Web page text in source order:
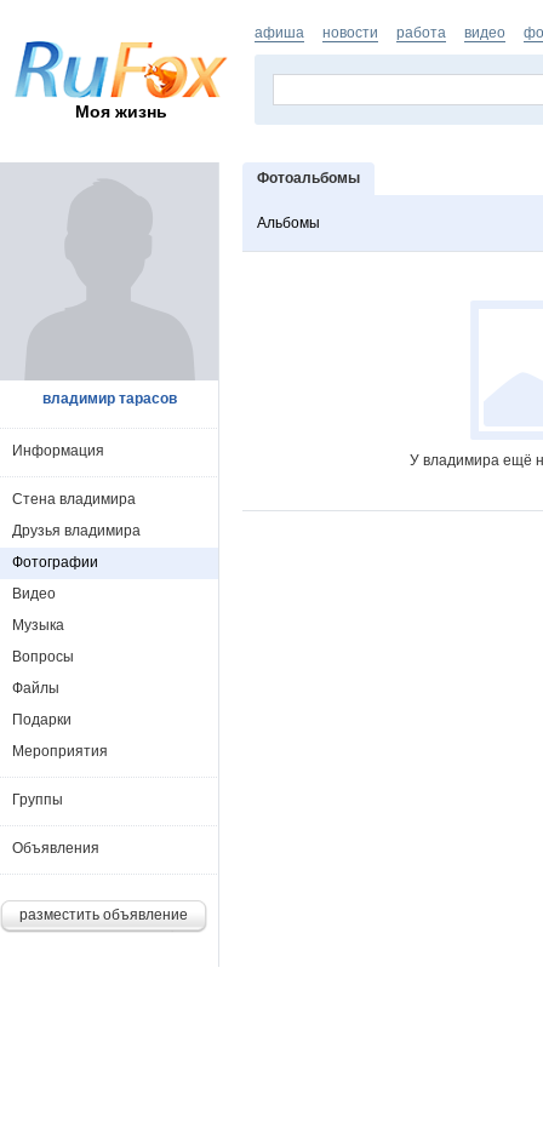
Моя жизнь
афиша новости работа видео
Фотоальбомы
Альбомы
У владимира ещё
владимир тарасов
Информация
Стена владимира
Друзья владимира
Фотографии
Видео
Музыка
Вопросы
Файлы
Подарки
Мероприятия
Группы
Объявления
разместить объявление